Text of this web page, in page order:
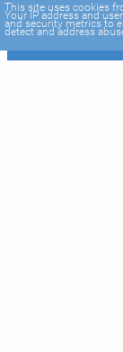
-->
This site uses cookies
Your IP address and
and security metrics to
detect and address